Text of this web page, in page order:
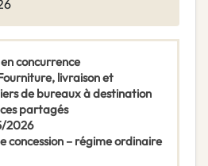
concurrence
livraison et
de bureaux à destination
partagés
2026
concession – régime ordinaire